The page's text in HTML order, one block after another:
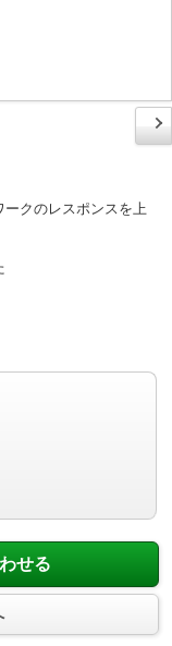
クのレスポンスを上
せる